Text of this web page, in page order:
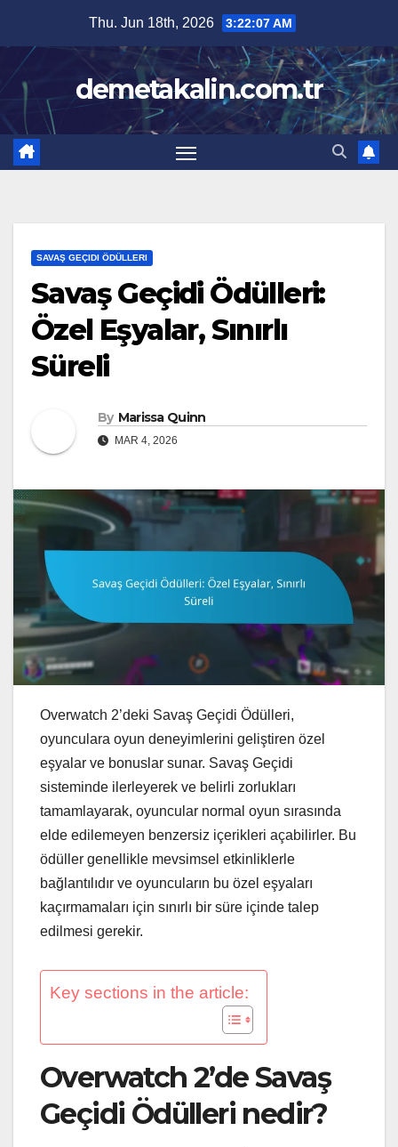
content
Thu. Jun 18th, 2026 3:22:08 AM
demetakalin.com.tr
SAVAŞ GEÇIDI ÖDÜLLERI
Savaş Geçidi Ödülleri:
Özel Eşyalar, Sınırlı
Süreli
By Marissa Quinn
MAR 4, 2026
Overwatch 2’deki Savaş Geçidi Ödülleri,
oyunculara oyun deneyimlerini geliştiren özel
eşyalar ve bonuslar sunar. Savaş Geçidi
sisteminde ilerleyerek ve belirli zorlukları
tamamlayarak, oyuncular normal oyun sırasında
elde edilemeyen benzersiz içerikleri açabilirler. Bu
ödüller genellikle mevsimsel etkinliklerle
bağlantılıdır ve oyuncuların bu özel eşyaları
kaçırmamaları için sınırlı bir süre içinde talep
edilmesi gerekir.
Key sections in the article:
Overwatch 2’de Savaş
Geçidi Ödülleri nedir?